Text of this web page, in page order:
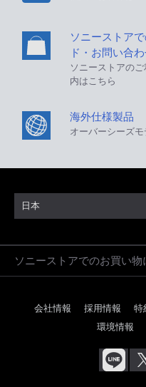
ソニーストア
ド・お問い合
ソニーストアの
内はこちら
海外仕様製品
オーバーシーズ
日本
ソニーストアでのお買い物
会社情報 採用情報 特
環境情報